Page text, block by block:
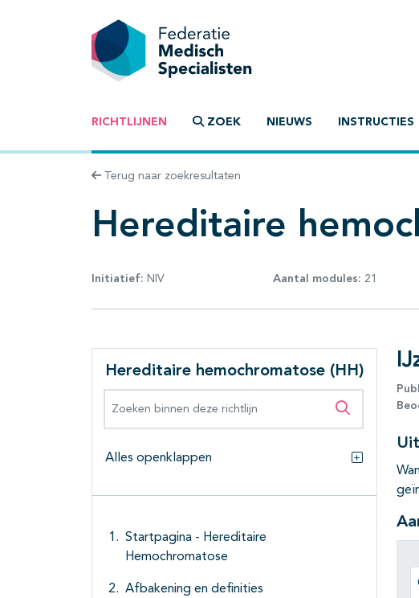
RICHTLIJNEN ZOEK NIEUWS INSTRUCTIES
Terug naar zoekresultaten
Hereditaire
Initiatief: NIV Aantal modules: 21
Hereditaire hemochromatose (HH)
Zoeken
Alles openklappen
Alles
Startpagina - Hereditaire
Hemochromatose
Afbakening en definities